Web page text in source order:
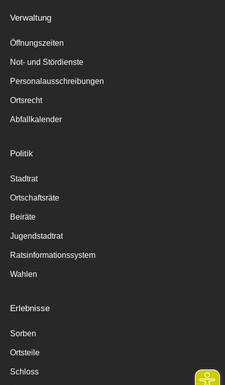
Verwaltung
Öffnungszeiten
Not- und Stördienste
Personalausschreibungen
Ortsrecht
Abfallkalender
Politik
Stadtrat
Ortschaftsräte
Beiräte
Jugendstadtrat
Ratsinformationssystem
Wahlen
Erlebnisse
Sorben
Ortsteile
Schloss